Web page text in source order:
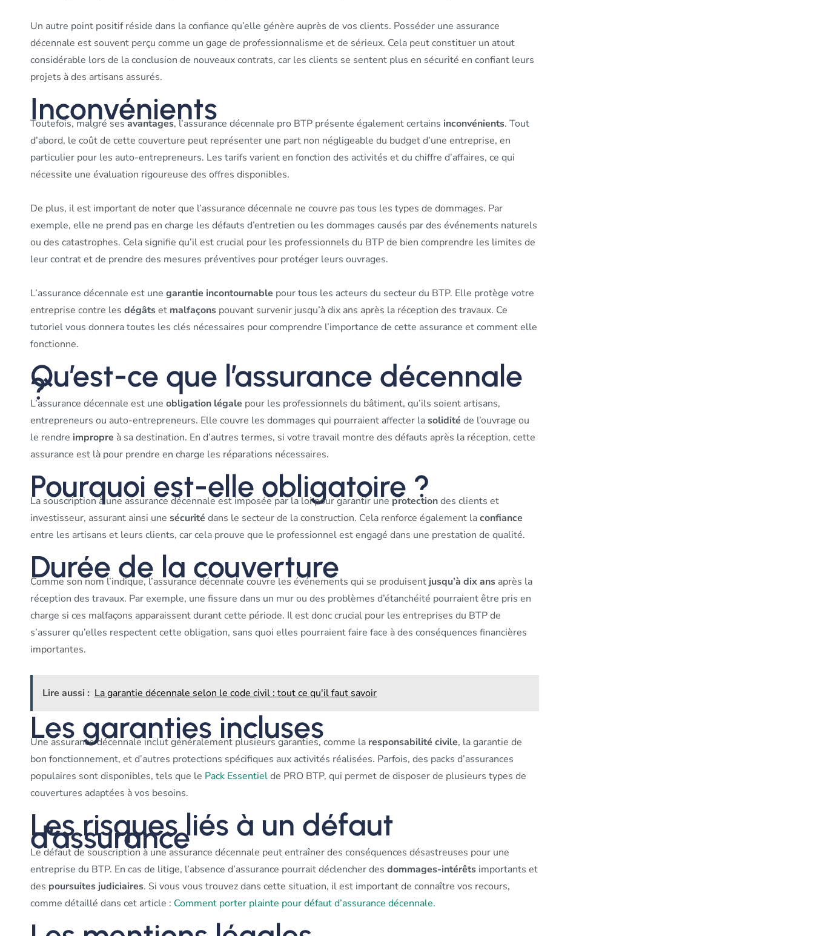
Un autre point positif réside dans la confiance qu’elle génère auprès de vos clients. Posséder une assurance
décennale est souvent perçu comme un gage de professionnalisme et de sérieux. Cela peut constituer un atout
considérable lors de la conclusion de nouveaux contrats, car les clients se sentent plus en sécurité en confiant leurs
projets à des artisans assurés.
Inconvénients
Toutefois, malgré sesavantages, l’assurance décennale pro BTP présente également certains inconvénients. Tout
d’abord, le coût de cette couverture peut représenter une part non négligeable du budget d’une entreprise, en
particulier pour les auto-entrepreneurs. Les tarifs varient en fonction des activités et du chiffre d’affaires, ce qui
nécessite une évaluation rigoureuse des offres disponibles.
De plus, il est important de noter que l’assurance décennale ne couvre pas tous les types de dommages. Par
exemple, elle ne prend pas en charge les défauts d’entretien ou les dommages causés par des événements naturels
ou des catastrophes. Cela signifie qu’il est crucial pour les professionnels du BTP de bien comprendre les limites de
leur contrat et de prendre des mesures préventives pour protéger leurs ouvrages.
L’assurance décennale est une garantie incontournable pour tous les acteurs du secteur du BTP. Elle protège votre
entreprise contre les dégâtset malfaçons pouvant survenir jusqu’à dix ans après la réception des travaux. Ce
tutoriel vous donnera toutes les clés nécessaires pour comprendre l’importance de cette assurance et comment elle
fonctionne.
Qu’est-ce que l’assurance décennale
?
L’assurance décennale est une obligation légale pour les professionnels du bâtiment, qu’ils soient artisans,
entrepreneurs ou auto-entrepreneurs. Elle couvre les dommages qui pourraient affecter lasolidité de l’ouvrage ou
le rendre impropre à sa destination. En d’autres termes, si votre travail montre des défauts après la réception, cette
assurance est là pour prendre en charge les réparations nécessaires.
Pourquoi est-elle obligatoire ?
La souscription à une assurance décennale est imposée par la loi pour garantir une protectiondes clients et
investisseur, assurant ainsi une sécurité dans le secteur de la construction. Cela renforce également laconfiance
entre les artisans et leurs clients, car cela prouve que le professionnel est engagé dans une prestation de qualité.
Durée de la couverture
Comme son nom l’indique, l’assurance décennale couvre les événements qui se produisentjusqu’à dix ans après la
réception des travaux. Par exemple, une fissure dans un mur ou des problèmes d’étanchéité pourraient être pris en
charge si ces malfaçons apparaissent durant cette période. Il est donc crucial pour les entreprises du BTP de
s’assurer qu’elles respectent cette obligation, sans quoi elles pourraient faire face à des conséquences financières
importantes.
Lire aussi : La garantie décennale selon le code civil : tout ce qu'il faut savoir
Les garanties incluses
Une assurance décennale inclut généralement plusieurs garanties, comme la responsabilité civile, la garantie de
bon fonctionnement, et d’autres protections spécifiques aux activités réalisées. Parfois, des packs d’assurances
populaires sont disponibles, tels que le Pack Essentielde PRO BTP, qui permet de disposer de plusieurs types de
couvertures adaptées à vos besoins.
Les risques liés à un défaut
d’assurance
Le défaut de souscription à une assurance décennale peut entraîner des conséquences désastreuses pour une
entreprise du BTP. En cas de litige, l’absence d’assurance pourrait déclencher des dommages-intérêts importants et
des poursuites judiciaires. Si vous vous trouvez dans cette situation, il est important de connaître vos recours,
comme détaillé dans cet article : Comment porter plainte pour défaut d’assurance décennale.